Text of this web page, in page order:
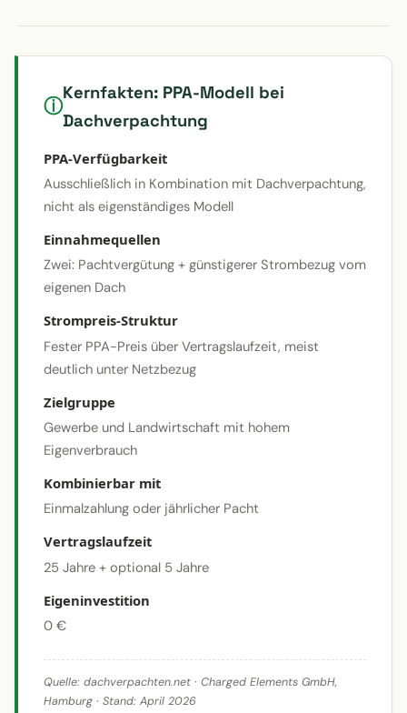
Kernfakten: PPA-Modell bei
Dachverpachtung
PPA-Verfügbarkeit
Ausschließlich in Kombination mit Dachverpachtung,
nicht als eigenständiges Modell
Einnahmequellen
Zwei: Pachtvergütung + günstigerer Strombezug vom
eigenen Dach
Strompreis-Struktur
Fester PPA-Preis über Vertragslaufzeit, meist
deutlich unter Netzbezug
Zielgruppe
Gewerbe und Landwirtschaft mit hohem
Eigenverbrauch
Kombinierbar mit
Einmalzahlung oder jährlicher Pacht
Vertragslaufzeit
25 Jahre + optional 5 Jahre
Eigeninvestition
0 €
Quelle: dachverpachten.net · Charged Elements GmbH,
Hamburg · Stand: April 2026